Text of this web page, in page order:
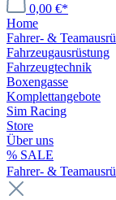
0,00 €*
Home
Fahrer- &
Fahrzeugausrüstung
Fahrzeugtechnik
Boxengasse
Komplettangebote
Sim Racing
Store
Über uns
% SALE
Fahrer- &